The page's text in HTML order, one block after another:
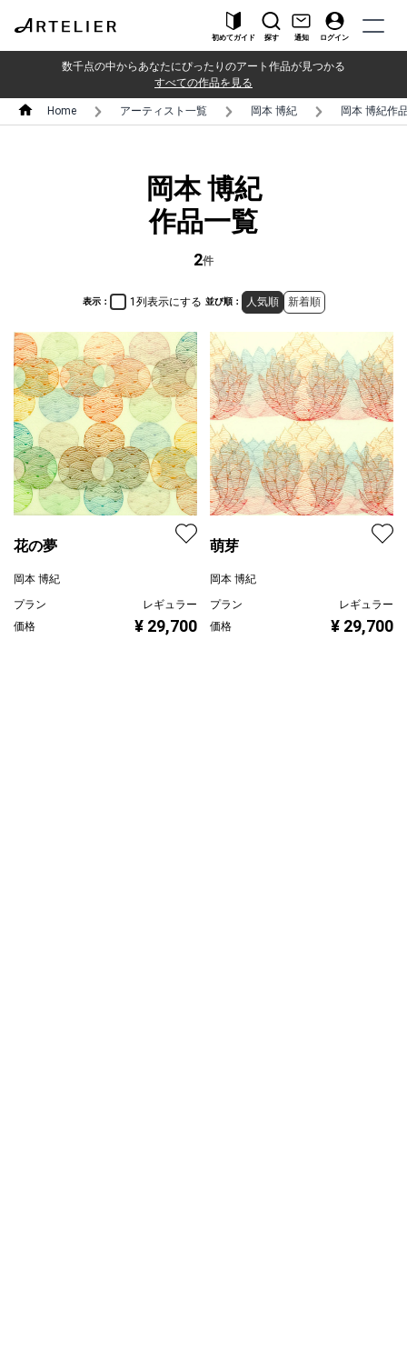
初めてガイド 探す 通知 ログイン
数千点の中からあなたにぴったりのアート作品が見つかる
すべての作品を見る
Home アーティスト一覧 岡本 博紀 岡本 博紀作
岡本 博紀
作品一覧
2件
表示： 1列表示にする 並び順： 人気順 新着順
花の夢
岡本 博紀
プラン
レギュラー
価格
¥ 29,700
萌芽
岡本 博紀
プラン
レギュラー
価格
¥ 29,700